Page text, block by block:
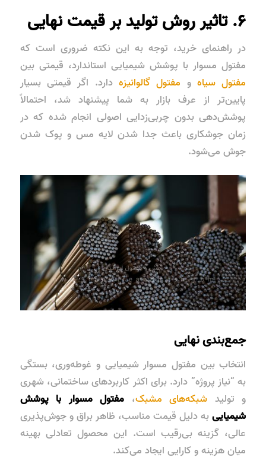
۶. تاثیر روش تولید بر قیمت نهایی
در راهنمای خرید، توجه به این نکته ضروری است که
مفتول مسوار با پوشش شیمیایی استاندارد، قیمتی بین
مفتول سیاهو مفتول گالوانیزهدارد. اگر قیمتی بسیار
پایین‌تر از عرف بازار به شما پیشنهاد شد، احتمالاً
پوشش‌دهی بدون چربی‌زدایی اصولی انجام شده که در
زمان جوشکاری باعث جدا شدن لایه مس و پوک شدن
جوش می‌شود.
جمع‌بندی نهایی
انتخاب بین مفتول مسوار شیمیایی و غوطه‌وری، بستگی
به “نیاز پروژه” دارد. برای اکثر کاربردهای ساختمانی، شهری
و تولید شبکه‌های مشبک، مفتول مسوار با پوشش
شیمیاییبه دلیل قیمت مناسب، ظاهر براق و جوش‌پذیری
عالی، گزینه بی‌رقیب است. این محصول تعادلی بهینه
میان هزینه و کارایی ایجاد می‌کند.